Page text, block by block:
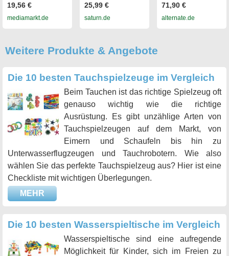
Bunt
Buchenholz
19,56 €
mediamarkt.de
Bunt
Buchenholz
25,99 €
saturn.de
ielzeug
71,90 €
alternate.de
Weitere Produkte & Angebote
Die 10 besten Tauchspielzeuge im Vergleich
Beim Tauchen ist das richtige Spielzeug oft
genauso wichtig wie die richtige
Ausrüstung. Es gibt unzählige Arten von
Tauchspielzeugen auf dem Markt, von
Eimern und Schaufeln bis hin zu
Unterwasserflugzeugen und Tauchrobotern. Wie also
wählen Sie das perfekte Tauchspielzeug aus? Hier ist eine
Checkliste mit wichtigen Überlegungen.
MEHR
Die 10 besten Wasserspieltische im Vergleich
Wasserspieltische sind eine aufregende
Möglichkeit für Kinder, sich im Freien zu